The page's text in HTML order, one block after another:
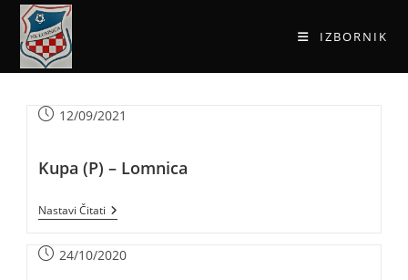
IZBORNIK
12/09/2021
Kupa (P) – Lomnica
Nastavi Čitati
24/10/2020